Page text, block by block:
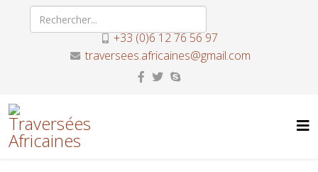
+33 (0)6 12 76 56 97
traversees.africaines@gmail.com